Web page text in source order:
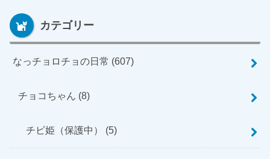
カテゴリー
なっチョロチョの日常 (607)
チョコちゃん (8)
チビ姫（保護中） (5)